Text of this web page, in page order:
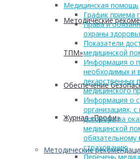
Методические
ТПМ»
Обеспечение
Журнал «Профи»
Методические
Медицинская помощь
График приема
Права и
охраны
Показатели
медицинской
Информация о
необходимых и
лекарственных
медицинского
Информация о
организациях,
договора на
медицинской
обязательному
страхованию
Перечень